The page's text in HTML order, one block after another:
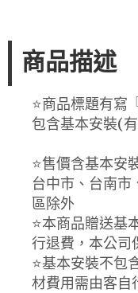
商品描述
⭐️商品標題有寫
包含基本安裝(
⭐️售價含基本安
台中市、台南市
區除外
⭐️本商品贈送基
行退費，本公司
⭐️基本安裝不包
材費用需由客自